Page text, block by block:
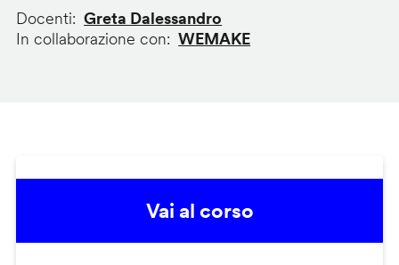
Docenti
Greta Dalessandro
In collaborazione con
WEMAKE
Vai al corso